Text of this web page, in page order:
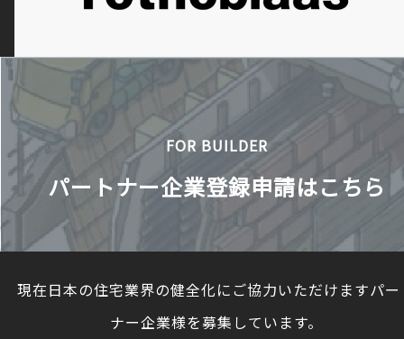
FOR BUILDER
パートナー企業登録申請はこちら
現在日本の住宅業界の健全化にご協力いただけますパ
ナー企業様を募集しています。